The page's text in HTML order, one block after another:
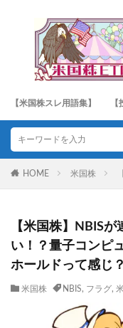
【米国株スレ用語集】
HOME 米国株
【米国株】NBIS
い！？量子コンピ
ホールドって感じ？
米国株 NBIS, フラグ,